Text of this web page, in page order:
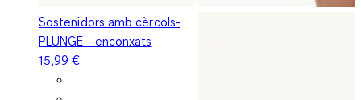
Sostenidors amb cèrcols-
PLUNGE - enconxats
15,99 €